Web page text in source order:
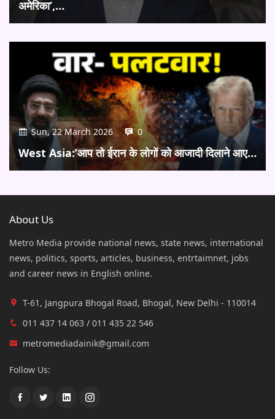
अमेरिका’,…
Sun, 22 March 2026 0
West Asia:’आप तो ईरान के लोगों को आजादी दिलाने आए…
About Us
Metro Media provide national news, state news, international
news, politics, sports, articles, business, entrtaimnet, jobs
and career news in English online.
T-61, Jangpura Bhogal Road, Bhogal, New Delhi - 110014
011 437 14 063 / 011 435 22 546
metromediadainik@gmail.com
Follow Us: